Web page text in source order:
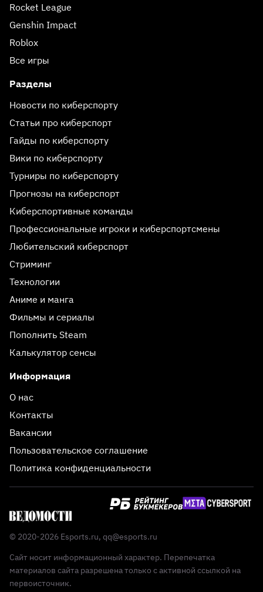
Rocket League
Genshin Impact
Roblox
Все игры
Разделы
Новости по киберспорту
Статьи про киберспорт
Гайды по киберспорту
Вики по киберспорту
Турниры по киберспорту
Прогнозы на киберспорт
Киберспортивные команды
Профессиональные игроки и киберспортсмены
Любительский киберспорт
Стриминг
Технологии
Аниме и манга
Фильмы и сериалы
Пополнить Steam
Калькулятор сенсы
Информация
О нас
Контакты
Вакансии
Пользовательское соглашение
Политика конфиденциальности
© 2020-2026 Esports.ru, qq@esports.ru
Сайт носит информационный характер. Перепечатка
материалов сайта разрешена только с активной ссылкой на
первоисточник.